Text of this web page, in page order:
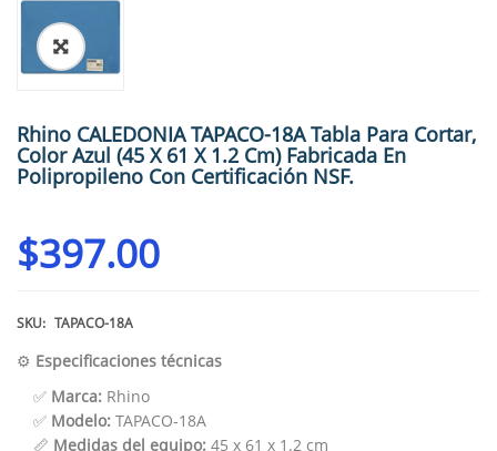
🔍
Rhino CALEDONIA TAPACO-18A Tabla Para Cortar,
Color Azul (45 X 61 X 1.2 Cm) Fabricada En
Polipropileno Con Certificación NSF.
$397.00
SKU: TAPACO-18A
⚙️ Especificaciones técnicas
✅ Marca: Rhino
✅ Modelo: TAPACO-18A
📏 Medidas del equipo: 45 x 61 x 1.2 cm